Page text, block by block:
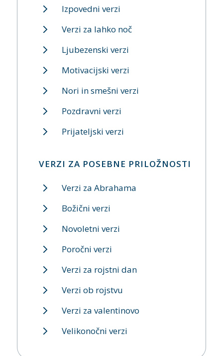
Izpovedni verzi
Verzi za lahko noč
Ljubezenski verzi
Motivacijski verzi
Nori in smešni verzi
Pozdravni verzi
Prijateljski verzi
VERZI ZA POSEBNE PRILOŽNOSTI
Verzi za Abrahama
Božični verzi
Novoletni verzi
Poročni verzi
Verzi za rojstni dan
Verzi ob rojstvu
Verzi za valentinovo
Velikonočni verzi